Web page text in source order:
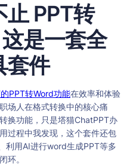
PPT转
是一套全
套件
PPT转Word功能在效率和体验
场人在格式转换中的核心痛
换功能，只是塔猫ChatPPT办
过程中我发现，这个套件还包
利用AI进行word生成PPT等多
环。